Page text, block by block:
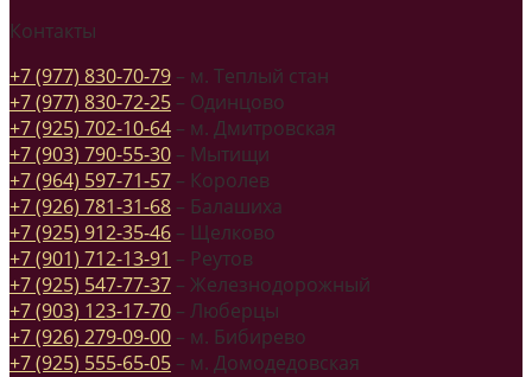
Контакты
+7 (977) 830-70-79 – м. Теплый стан
+7 (977) 830-72-25 – Одинцово
+7 (925) 702-10-64 – м. Дмитровская
+7 (903) 790-55-30 – Мытищи
+7 (964) 597-71-57 – Королев
+7 (926) 781-31-68 – Балашиха
+7 (925) 912-35-46 – Щелково
+7 (901) 712-13-91 – Реутов
+7 (925) 547-77-37 – Железнодорожный
+7 (903) 123-17-70 – Люберцы
+7 (926) 279-09-00 – м. Бибирево
+7 (925) 555-65-05 – м. Домодедовская